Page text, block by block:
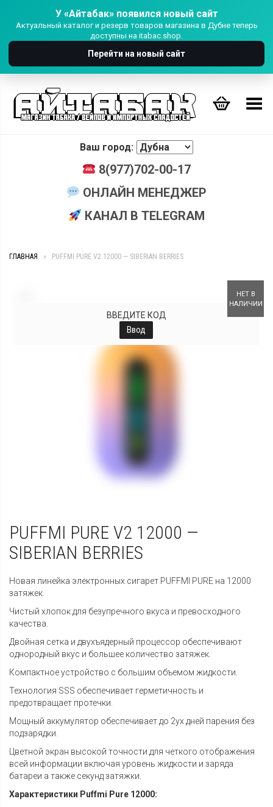
У «Айтабак» появился новый сайт
Актуальный каталог и резерв товаров магазина в Дубне теперь
доступны на itabac.shop.
Перейти на новый сайт
Переключить Меню
Ваш город:
8(977)702-00-17
ОНЛАЙН МЕНЕДЖЕР
КАНАЛ В TELEGRAM
ГЛАВНАЯ » PUFFMI PURE V2 12000 — SIBERIAN BERRIES
НЕТ В
НАЛИЧИИ
ВВЕДИТЕ КОД
Ввод
PUFFMI PURE V2 12000 —
SIBERIAN BERRIES
Новая линейка электронных сигарет PUFFMI PURE на 12000
затяжек.
Чистый хлопок для безупречного вкуса и превосходного
качества.
Двойная сетка и двухъядерный процессор обеспечивают
однородный вкус и большее количество затяжек.
Компактное устройство с большим объемом жидкости.
Технология SSS обеспечивает герметичность и
предотвращает протечки.
Мощный аккумулятор обеспечивает до 2ух дней парения без
подзарядки.
Цветной экран высокой точности для четкого отображения
всей информации включая уровень жидкости и заряда
батареи а также секунд затяжки.
Характеристики Puffmi Pure 12000: